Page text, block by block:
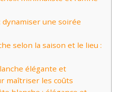
une soirée
selon la saison et le lieu :
élégante et
maîtriser les coûts